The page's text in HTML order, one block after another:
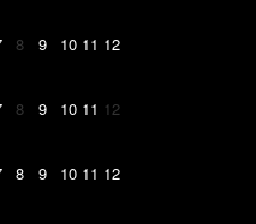
8 9 10 11 12
8 9 10 11 12
8 9 10 11 12